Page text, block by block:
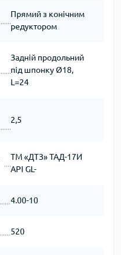
Прямий з конічним
редуктором
Задній продольний
під шпонку Ø18,
L=24
2,5
ТМ «ДТЗ» ТАД-17И
API GL-
4.00-10
520